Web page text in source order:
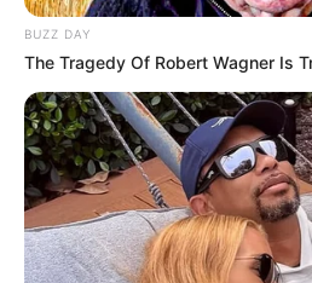
BUZZ DAY
The Tragedy Of Robert Wagner Is